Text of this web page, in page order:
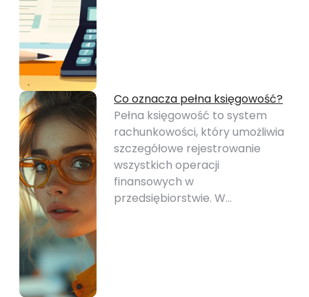
Co oznacza pełna księgowość?
Pełna księgowość to system
rachunkowości, który umożliwia
szczegółowe rejestrowanie
wszystkich operacji
finansowych w
przedsiębiorstwie. W…